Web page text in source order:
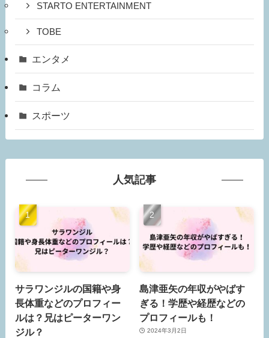
STARTO ENTERTAINMENT
TOBE
エンタメ
コラム
スポーツ
人気記事
サラワンジルの国籍や身
長体重などのプロフィー
ルは？兄はピーターワン
ジル？
島津亜矢の年収がやばす
ぎる！学歴や経歴などの
プロフィールも！
2024年3月2日